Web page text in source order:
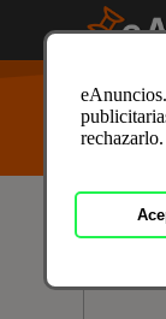
USTED
rechazarlo.